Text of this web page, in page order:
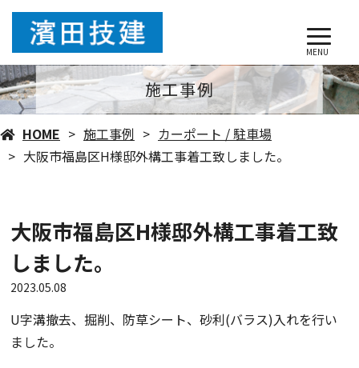
MENU
施工事例
HOME 施工事例
カーポート / 駐車場
大阪市福島区H様邸外構工事着工致しました。
大阪市福島区H様邸外構工事着工致
しました。
2023.05.08
U字溝撤去、掘削、防草シート、砂利(バラス)入れを行い
ました。